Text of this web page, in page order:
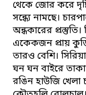
থেকে জোর করে
সন্ধ্যে নামছে।
অন্ধকারের
একেকজন প্রায়
তারও বেশি।
ঘন ঘন বাইরে
রঙিন হাউজি